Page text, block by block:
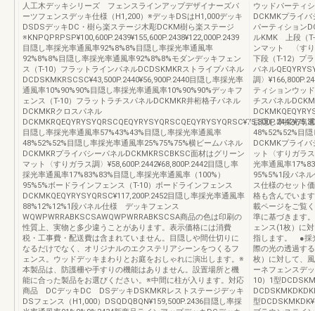
人工木デッキシリーズ フェンスラインアップデザイナーズパ
ーツフェンスデッキ仕様（H1,200）※デッキDSはH1,000デッキ
DSDSデッキDC・樹ら楽ステージ木彫DCKM樹ら楽ステージ
※KNPQPRPSP¥100,600P.2439¥155,600P.2438¥122,000P.2439
目隠し率採光率通風率92%8%8%目隠し率採光率通風率
92%8%8%目隠し率採光率通風率92%8%8%モダンデッキフェン
ス（T-10）フラットラインパネルDCDSKMKRストライプパネル
DCDSKMKRSCSC¥43,500P.2440¥56,900P.2440目隠し率採光率
通風率10%90%90%目隠し率採光率通風率10%90%90%デッキフ
ェンス（T-10）フラットラチスパネルDCKMKR井桁格子パネル
DCKMKRクロスパネル
目隠し率採光率通風率57%43%43%目隠し率採光率通風率
48%52%52%目隠し率採光率通風率25%75%75%横ビームパネル
DCKMKRプライバシーパネルDCKMKRSCBKSC面材はグリーン
マット〈すりガラス調〉¥58,600P.2442¥68,800P.2442目隠し率
採光率通風率17%83%83%目隠し率採光率通風率（100%）
95%5%ボードラインフェンス（T-10）ボードラインフェンス
DCKMKQEQYRYSYQRSC¥117,200P.2452目隠し率採光率通風率
88%12%12%1段パネル仕様 デッキフェンス
WQWPWRRABKSCSAWQWPWRRABKSCSA商品の色は印刷の
性質上、実物と多少違うことがあります。表示価格には消費
税・工事費・配送費は含まれていません。目隠しや間仕切りに
なるだけでなく、オリジナルのエクステリアシーンをつくるフ
ェンス。ウッドデッキまわりとお庭をおしゃれに演出します。※
本製品は、防護柵や手すりの機能はありません。設置場所と機
能に合った製品をお選びください。※中間に柱が入ります。対応
商品 DCデッキDC DSデッキDSKMKRレストステージデッキ
DSフェンス（H1,000）DSQDQBQN¥159,500P.2436目隠し率採
ウッドパーティ
DCKMKプライ
パーティション
ルKMK 上段（
ンマット 〈すり
下段（T-12）プ
パネル
調〉
ティションウッ
チスパネル
目隠し率採光率
48%52%52%目
DCKMKプライ
ット〈すりガラ
光率通風率
95%5%1段パネ
ス仕様のセット
格も含んでいま
載ページをご覧
準に基づきます
ェンス(1枚）に
指します。 ●採
際の光の透過す
枚）に対して、
ーネフェンスデ
10）1型
型